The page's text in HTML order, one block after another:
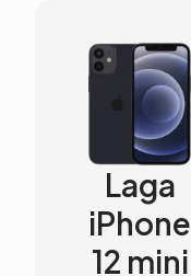
Laga
iPhone
12 mini